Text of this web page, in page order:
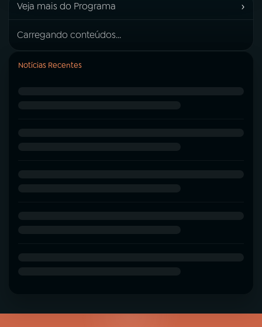
Veja mais do Programa ›
Carregando conteúdos...
Notícias Recentes